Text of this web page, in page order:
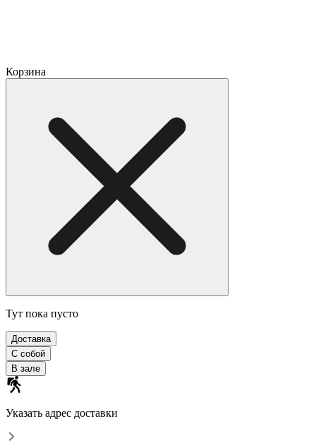
Корзина
Тут пока пусто
Доставка
С собой
В зале
Указать адрес доставки